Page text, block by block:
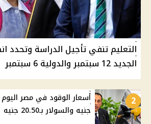
التعليم تنفي تأجيل الدراسة وتحدد
الجديد 12 سبتمبر والدولية 6 سبتمبر
2
جنيه والسولار بـ20.50 جنيه